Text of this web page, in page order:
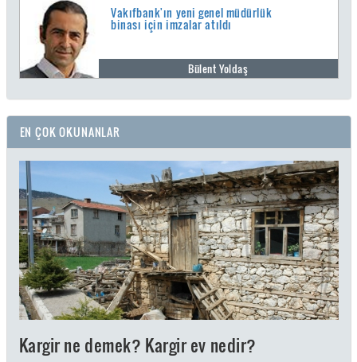
Vakıfbank'ın yeni genel müdürlük
binası için imzalar atıldı
Bülent Yoldaş
EN ÇOK OKUNANLAR
Kargir ne demek? Kargir ev nedir?